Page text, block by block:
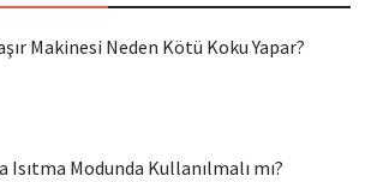
Makinesi Neden Kötü Koku Yapar?
Isıtma Modunda Kullanılmalı mı?